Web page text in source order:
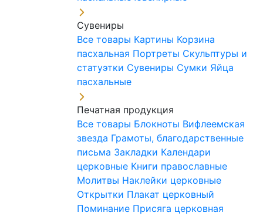
Сувениры
Все товары Картины Корзина
пасхальная Портреты Скульптуры и
статуэтки Сувениры Сумки Яйца
пасхальные
Печатная продукция
Все товары Блокноты Вифлеемская
звезда Грамоты, благодарственные
письма Закладки Календари
церковные Книги православные
Молитвы Наклейки церковные
Открытки Плакат церковный
Поминание Присяга церковная